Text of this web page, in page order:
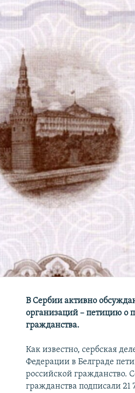
В Сербии активно
организаций – петицию о
гражданства.
Как известно, сербская
Федерации в Белграде
российской гражданство.
гражданства подписали